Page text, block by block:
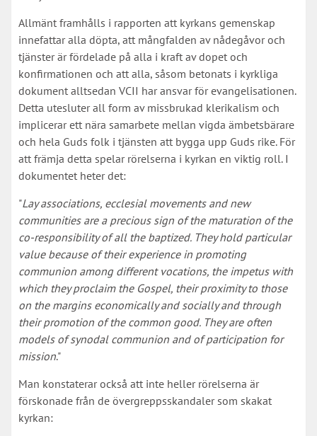
Allmänt framhålls i rapporten att kyrkans gemenskap
innefattar alla döpta, att mångfalden av nådegåvor och
tjänster är fördelade på alla i kraft av dopet och
konfirmationen och att alla, såsom betonats i kyrkliga
dokument alltsedan VCII har ansvar för evangelisationen.
Detta utesluter all form av missbrukad klerikalism och
implicerar ett nära samarbete mellan vigda ämbetsbärare
och hela Guds folk i tjänsten att bygga upp Guds rike. För
att främja detta spelar rörelserna i kyrkan en viktig roll. I
dokumentet heter det:
"Lay associations, ecclesial movements and new
communities are a precious sign of the maturation of the
co-responsibility of all the baptized. They hold particular
value because of their experience in promoting
communion among different vocations, the impetus with
which they proclaim the Gospel, their proximity to those
on the margins economically and socially and through
their promotion of the common good. They are often
models of synodal communion and of participation for
mission."
Man konstaterar också att inte heller rörelserna är
förskonade från de övergreppsskandaler som skakat
kyrkan: